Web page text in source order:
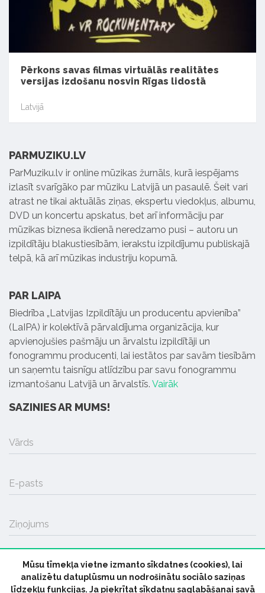
Pērkons savas filmas virtuālās realitātes
versijas izdošanu nosvin Rīgas lidostā
Latvijā
PARMUZIKU.LV
ParMuziku.lv ir online mūzikas žurnāls, kurā iespējams
izlasīt svarīgāko par mūziku Latvijā un pasaulē. Šeit vari
atrast ne tikai aktuālās ziņas, ekspertu viedokļus, albumu,
DVD un koncertu apskatus, bet arī informāciju par
mūzikas biznesa ikdienā neredzamo pusi – autoru un
izpildītāju blakustiesībām, ierakstu izpildījumu publiskajā
telpā, kā arī mūzikas industriju kopumā.
PAR LAIPA
Biedrība „Latvijas Izpildītāju un producentu apvienība”
(LaIPA) ir kolektīvā pārvaldījuma organizācija, kur
apvienojušies pašmāju un ārvalstu izpildītāji un
fonogrammu producenti, lai iestātos par savām tiesībām
un saņemtu taisnīgu atlīdzību par savu fonogrammu
izmantošanu Latvijā un ārvalstīs. Vairāk
SAZINIES AR MUMS!
Vārds
E-pasts
Ziņojums
SŪTĪT
Mūsu tīmekļa vietne izmanto sīkdatnes (cookies), lai
analizētu datuplūsmu un nodrošinātu sociālo saziņas
līdzekļu funkcijas. Ja piekrītat sīkdatņu saglabāšanai savā